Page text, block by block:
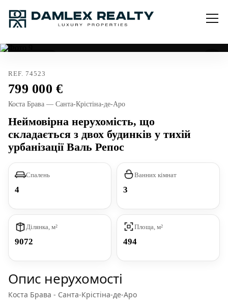
REF. 74523
799 000
Коста Брава — Санта-Крістіна-де-Аро
Неймовірна нерухомість, що
складається з двох будинків у тихій
урбанізації Валь Репос
Спалень
4
Ванних кімнат
3
Ділянка, м²
9072
Площа, м²
494
Опис нерухомості
Коста Брава - Санта-Крістіна-де-Аро